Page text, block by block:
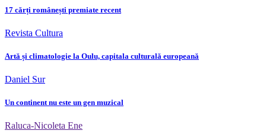
17 cărți românești premiate recent
Revista Cultura
Artă și climatologie la Oulu, capitala culturală europeană
Daniel Sur
Un continent nu este un gen muzical
Raluca-Nicoleta Ene